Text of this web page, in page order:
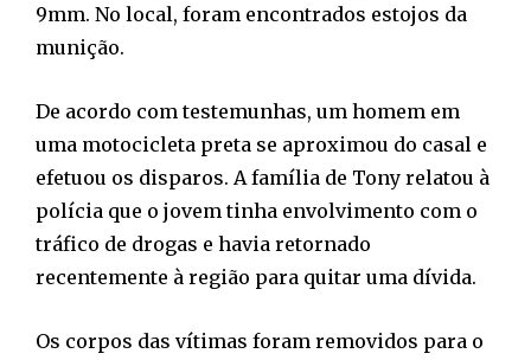
9mm. No local, foram encontrados estojos da
munição.
De acordo com testemunhas, um homem em
uma motocicleta preta se aproximou do casal e
efetuou os disparos. A família de Tony relatou à
polícia que o jovem tinha envolvimento com o
tráfico de drogas e havia retornado
recentemente à região para quitar uma dívida.
Os corpos das vítimas foram removidos para o